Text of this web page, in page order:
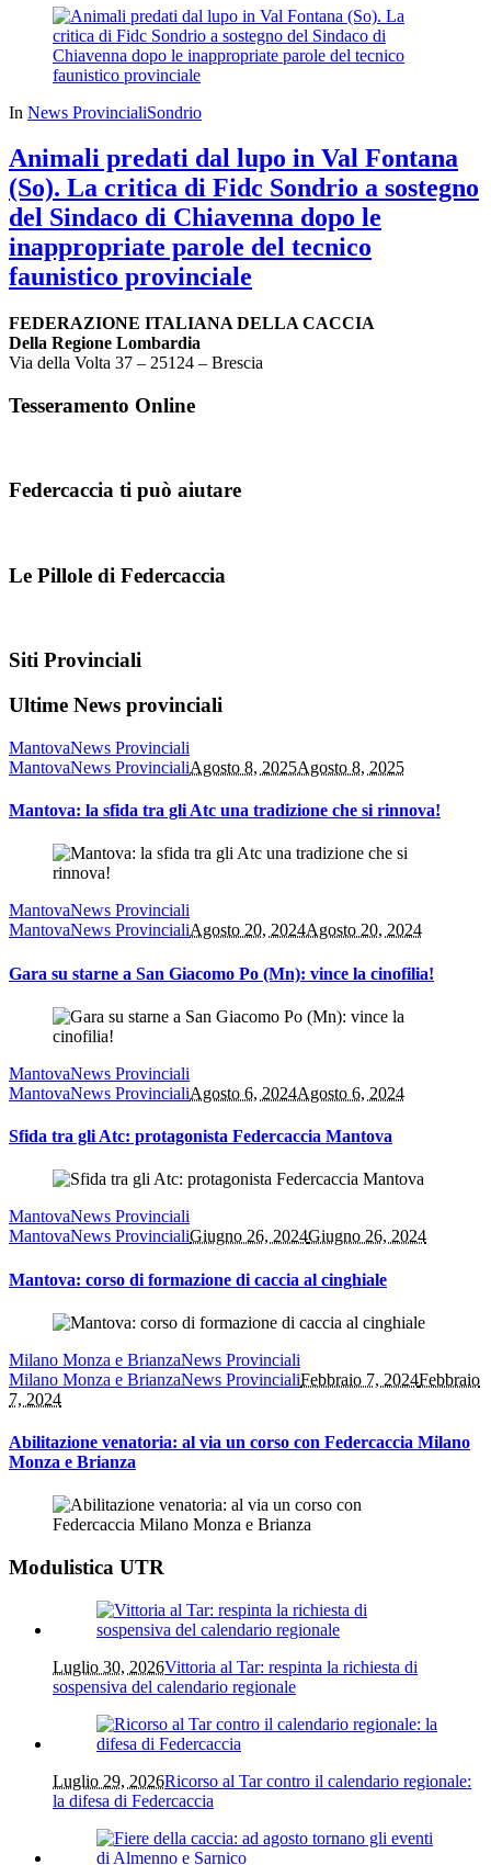
In News ProvincialiSondrio
Animali predati dal lupo in Val Fontana
(So). La critica di Fidc Sondrio a sostegno
del Sindaco di Chiavenna dopo le
inappropriate parole del tecnico
faunistico provinciale
FEDERAZIONE ITALIANA DELLA CACCIA
Della Regione Lombardia
Via della Volta 37 – 25124 – Brescia
Tesseramento Online
Federcaccia ti può aiutare
Le Pillole di Federcaccia
Siti Provinciali
Ultime News provinciali
MantovaNews Provinciali
MantovaNews ProvincialiAgosto 8, 2025Agosto 8, 2025
Mantova: la sfida tra gli Atc una tradizione che si rinnova!
MantovaNews Provinciali
MantovaNews ProvincialiAgosto 20, 2024Agosto 20, 2024
Gara su starne a San Giacomo Po (Mn): vince la cinofilia!
MantovaNews Provinciali
MantovaNews ProvincialiAgosto 6, 2024Agosto 6, 2024
Sfida tra gli Atc: protagonista Federcaccia Mantova
MantovaNews Provinciali
MantovaNews ProvincialiGiugno 26, 2024Giugno 26, 2024
Mantova: corso di formazione di caccia al cinghiale
Milano Monza e BrianzaNews Provinciali
Milano Monza e BrianzaNews ProvincialiFebbraio 7, 2024Febbraio
7, 2024
Abilitazione venatoria: al via un corso con Federcaccia Milano
Monza e Brianza
Modulistica UTR
Luglio 30, 2026Vittoria al Tar: respinta la richiesta di
sospensiva del calendario regionale
Luglio 29, 2026Ricorso al Tar contro il calendario regionale:
la difesa di Federcaccia